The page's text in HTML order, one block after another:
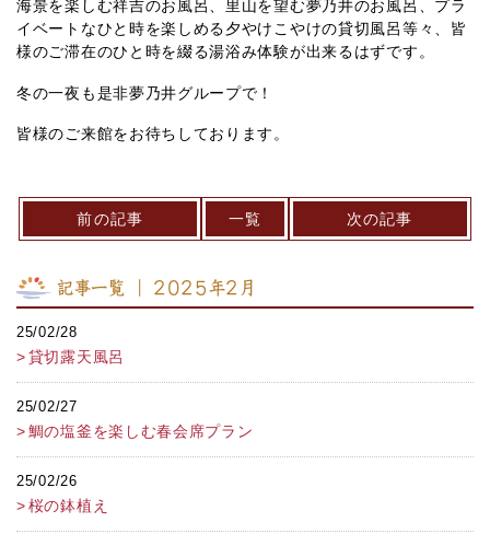
海景を楽しむ祥吉のお風呂、里山を望む夢乃井のお風呂、プラ
イベートなひと時を楽しめる夕やけこやけの貸切風呂等々、皆
様のご滞在のひと時を綴る湯浴み体験が出来るはずです。
冬の一夜も是非夢乃井グループで！
皆様のご来館をお待ちしております。
前の記事 一覧 次の記事
記事一覧 ｜ 2025年2月
25/02/28
貸切露天風呂
25/02/27
鯛の塩釜を楽しむ春会席プラン
25/02/26
桜の鉢植え